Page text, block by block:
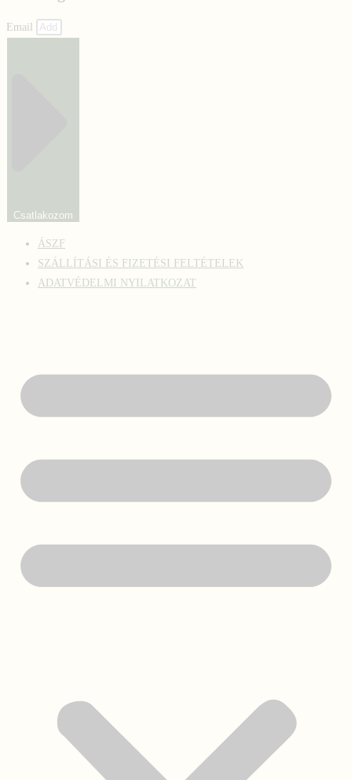
Email
Csatlakozom
ÁSZF
SZÁLLÍTÁSI ÉS FIZETÉSI FELTÉTELEK
ADATVÉDELMI NYILATKOZAT